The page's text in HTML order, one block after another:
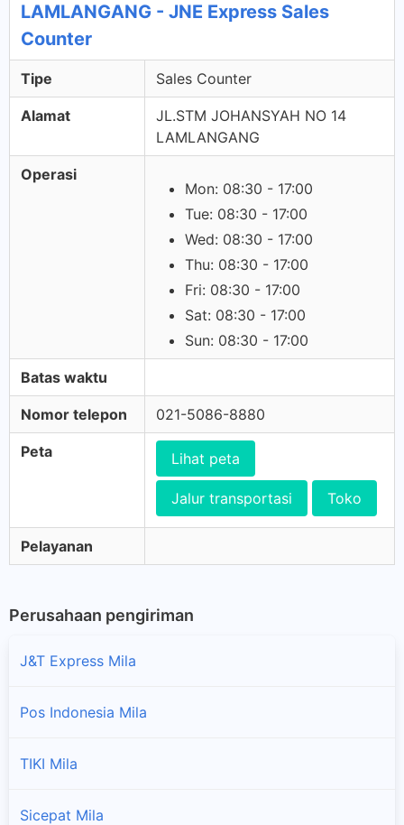
LAMLANGANG - JNE Express Sales
Counter
Tipe Sales Counter
Alamat
JL.STM JOHANSYAH NO 14
LAMLANGANG
Operasi
Mon: 08:30 - 17:00
Tue: 08:30 - 17:00
Wed: 08:30 - 17:00
Thu: 08:30 - 17:00
Fri: 08:30 - 17:00
Sat: 08:30 - 17:00
Sun: 08:30 - 17:00
Batas waktu
Nomor telepon 021-5086-8880
Peta Lihat peta
Jalur transportasi Toko
Pelayanan
Perusahaan pengiriman
J&T Express Mila
Pos Indonesia Mila
TIKI Mila
Sicepat Mila